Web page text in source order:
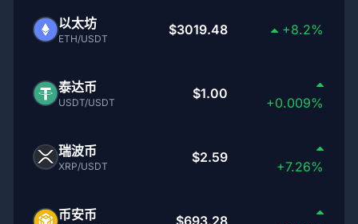
以太坊
ETH/USDT
$3019.48 +8.2%
泰达币
USDT/USDT
$1.00
+0.009%
瑞波币
XRP/USDT
$2.59
+7.26%
币安币 $693.28